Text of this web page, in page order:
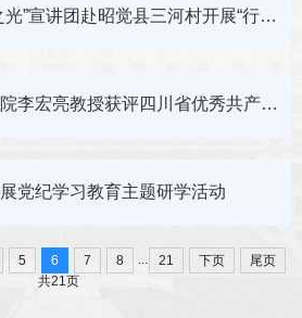
学院“信仰之光”宣讲团赴昭觉县三河村开展“行走的微党课”
【喜报】学院李宏亮教授获评四川省优秀共产党员
党纪学习教育主题研学活动
5 6 7 8 ... 21 下页
尾页
共21页